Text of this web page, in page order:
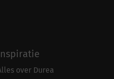
over Durea